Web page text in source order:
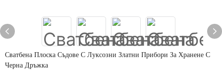
Сватбена Плоска Съдове С Луксозни Златни Прибори За Хранене С
Черна Дръжка